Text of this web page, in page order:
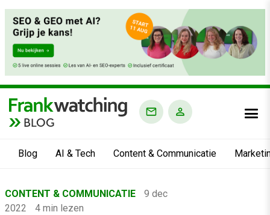
BLOG
Blog AI & Tech Content & Communicatie
›
CONTENT & COMMUNICATIE
9 dec
2022
4 min lezen